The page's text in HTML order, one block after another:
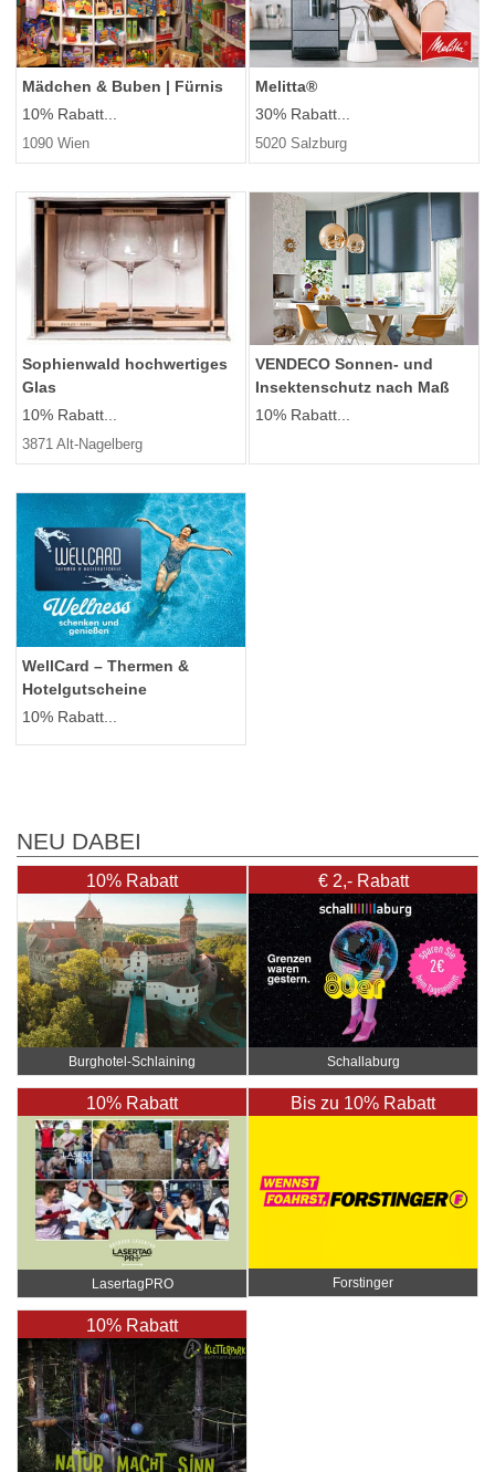
Mädchen & Buben | Fürnis
10% Rabatt...
1090 Wien
Melitta®
30% Rabatt...
5020 Salzburg
Sophienwald hochwertiges
Glas
10% Rabatt...
3871 Alt-Nagelberg
VENDECO Sonnen- und
Insektenschutz nach Maß
10% Rabatt...
WellCard – Thermen &
Hotelgutscheine
10% Rabatt...
NEU DABEI
10% Rabatt
Burghotel-Schlaining
€ 2,- Rabatt
Schallaburg
10% Rabatt
LasertagPRO
Bis zu 10% Rabatt
Forstinger
10% Rabatt